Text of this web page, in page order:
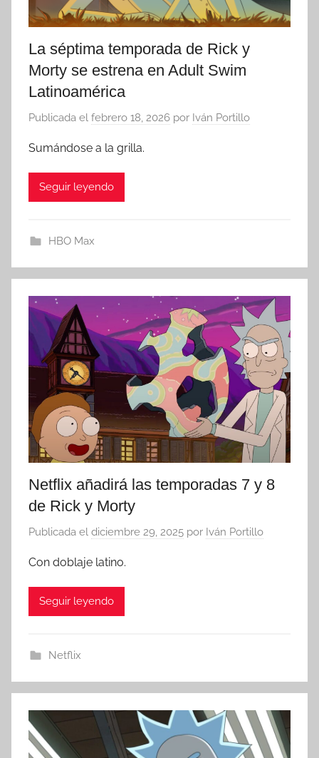
La séptima temporada de Rick y
Morty se estrena en Adult Swim
Latinoamérica
Publicada el febrero 18, 2026 por Iván Portillo
Sumándose a la grilla.
Seguir leyendo
HBO Max
Netflix añadirá las temporadas 7 y 8
de Rick y Morty
Publicada el diciembre 29, 2025 por Iván Portillo
Con doblaje latino.
Seguir leyendo
Netflix